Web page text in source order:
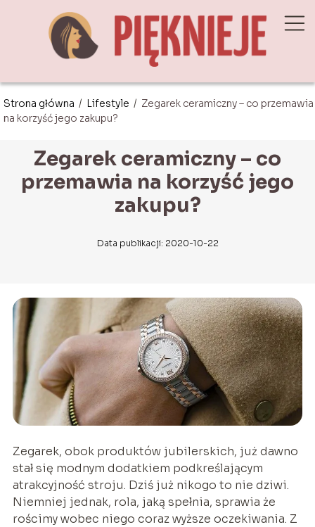
Strona główna / Lifestyle / Zegarek ceramiczny – co przemawia
na korzyść jego zakupu?
Zegarek ceramiczny – co
przemawia na korzyść jego
zakupu?
Data publikacji: 2020-10-22
Zegarek, obok produktów jubilerskich, już dawno
stał się modnym dodatkiem podkreślającym
atrakcyjność stroju. Dziś już nikogo to nie dziwi.
Niemniej jednak, rola, jaką spełnia, sprawia że
rościmy wobec niego coraz wyższe oczekiwania. Z